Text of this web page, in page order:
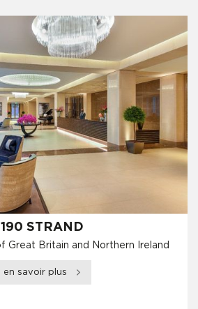
190 STRAND
Great Britain and Northern Ireland
en savoir plus